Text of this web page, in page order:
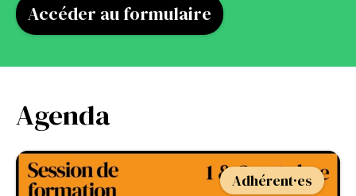
Accéder au formulaire
Agenda
Adhérent·es